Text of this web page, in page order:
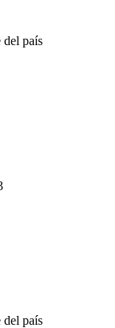
del país
del país